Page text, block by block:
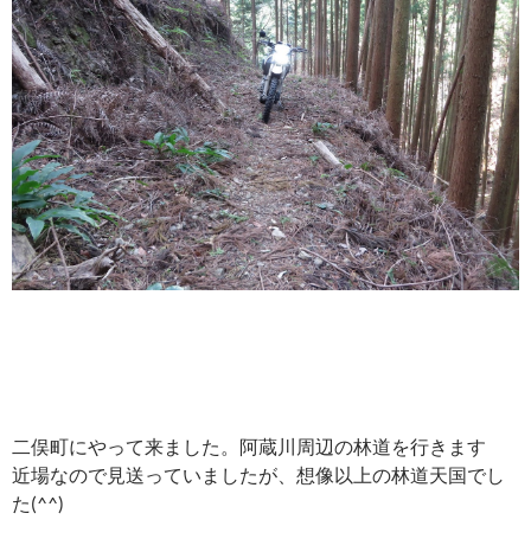
二俣町にやって来ました。阿蔵川周辺の林道を行きます
近場なので見送っていましたが、想像以上の林道天国でし
た(^^)